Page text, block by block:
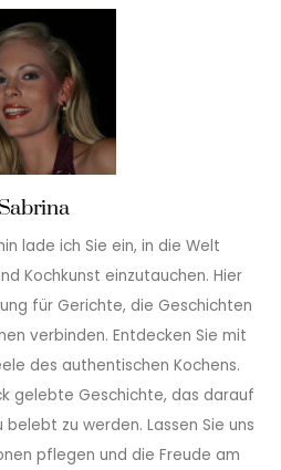
Sabrina
lade ich Sie ein, in die Welt
Kochkunst einzutauchen. Hier
für Gerichte, die Geschichten
verbinden. Entdecken Sie mit
des authentischen Kochens.
gelebte Geschichte, das darauf
zu werden. Lassen Sie uns
pflegen und die Freude am